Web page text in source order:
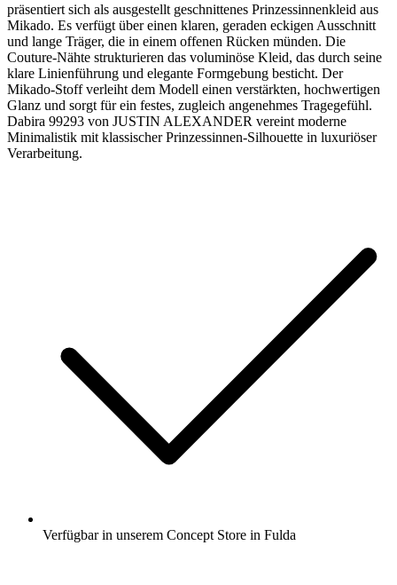
präsentiert sich als ausgestellt geschnittenes Prinzessinnenkleid aus
Mikado. Es verfügt über einen klaren, geraden eckigen Ausschnitt
und lange Träger, die in einem offenen Rücken münden. Die
Couture-Nähte strukturieren das voluminöse Kleid, das durch seine
klare Linienführung und elegante Formgebung besticht. Der
Mikado-Stoff verleiht dem Modell einen verstärkten, hochwertigen
Glanz und sorgt für ein festes, zugleich angenehmes Tragegefühl.
Dabira 99293 von JUSTIN ALEXANDER vereint moderne
Minimalistik mit klassischer Prinzessinnen-Silhouette in luxuriöser
Verarbeitung.
Verfügbar in unserem Concept Store in Fulda